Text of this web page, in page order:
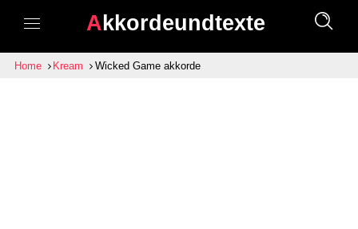
Akkordeundtexte
Home Kream Wicked Game akkorde